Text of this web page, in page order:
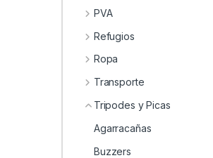
PVA
Refugios
Ropa
Transporte
Tripodes y Picas
Agarracañas
Buzzers